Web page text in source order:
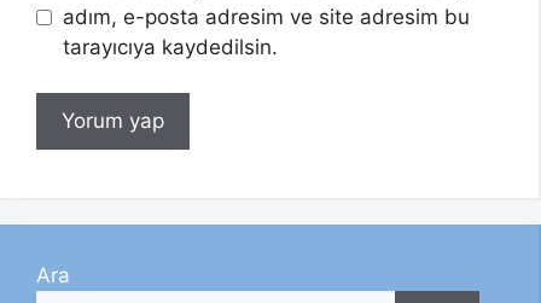
adım, e-posta adresim ve site adresim bu
tarayıcıya kaydedilsin.
Ara